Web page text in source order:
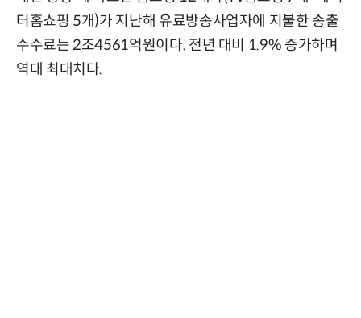
터홈쇼핑 5개)가 지난해 유료방송사업자에 지불한 송출
수수료는 2조4561억원이다. 전년 대비 1.9% 증가하며
역대 최대치다.